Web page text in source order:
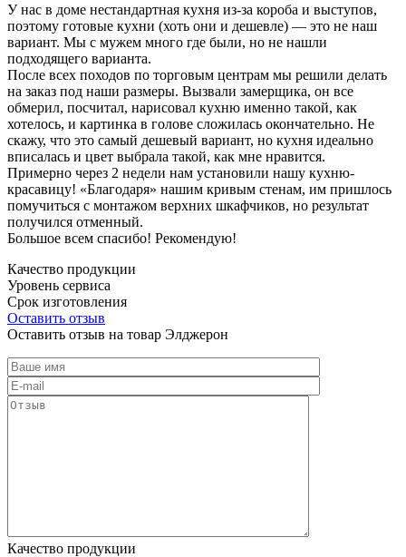
У нас в доме нестандартная кухня из-за короба и выступов,
поэтому готовые кухни (хоть они и дешевле) — это не наш
вариант. Мы с мужем много где были, но не нашли
подходящего варианта.
После всех походов по торговым центрам мы решили делать
на заказ под наши размеры. Вызвали замерщика, он все
обмерил, посчитал, нарисовал кухню именно такой, как
хотелось, и картинка в голове сложилась окончательно. Не
скажу, что это самый дешевый вариант, но кухня идеально
вписалась и цвет выбрала такой, как мне нравится.
Примерно через 2 недели нам установили нашу кухню-
красавицу! «Благодаря» нашим кривым стенам, им пришлось
помучиться с монтажом верхних шкафчиков, но результат
получился отменный.
Большое всем спасибо! Рекомендую!
Качество продукции
Уровень сервиса
Срок изготовления
Оставить отзыв
Оставить отзыв на товар Элджерон
Качество продукции